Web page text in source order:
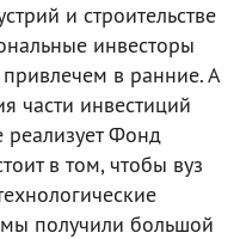
и строительстве
инвесторы
в ранние. А
части инвестиций
реализует Фонд
в том, чтобы вуз
получили большой